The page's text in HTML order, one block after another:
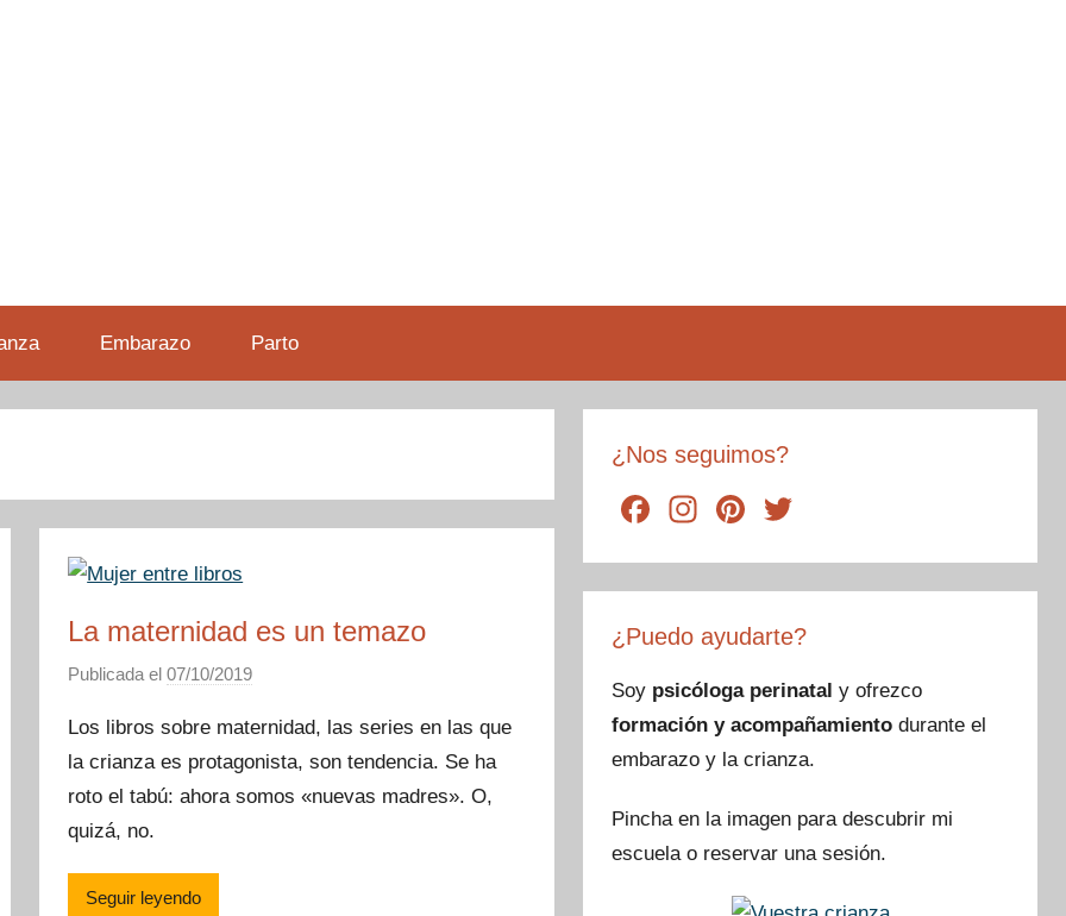
Embarazo Parto
La maternidad es un temazo
Publicada el07/10/2019
r
M
a
Los libros sobre maternidad, las series en las que
la crianza es protagonista, son tendencia. Se ha
roto el tabú: ahora somos «nuevas madres». O,
quizá, no.
Seguir leyendo
¿Nos seguimos?
F
c
e
o
o
k
In
a
gr
a
m
Pi
er
e
tt
er
¿Puedo ayudarte?
Soy psicóloga perinatal y ofrezco
formación y acompañamiento durante el
embarazo y la crianza.
Pincha en la imagen para descubrir mi
escuela o reservar una sesión.